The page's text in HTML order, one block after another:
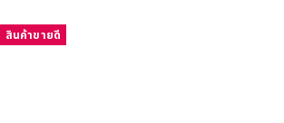
ภาพ
สินค้าขายดี